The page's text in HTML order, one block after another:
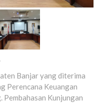
Banjar yang diterima
Perencana Keuangan
Kunjungan